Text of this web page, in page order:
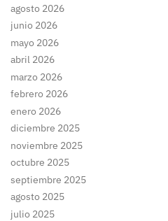
agosto 2026
junio 2026
mayo 2026
abril 2026
marzo 2026
febrero 2026
enero 2026
diciembre 2025
noviembre 2025
octubre 2025
septiembre 2025
agosto 2025
julio 2025